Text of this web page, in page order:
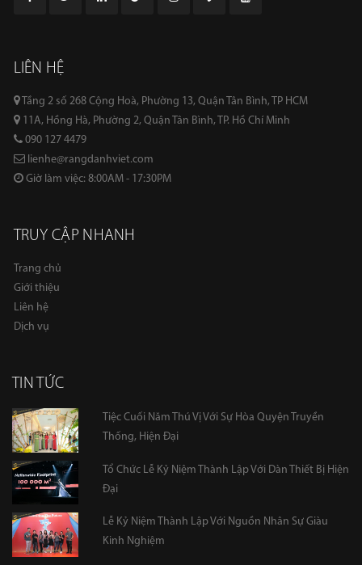
LIÊN HỆ
Tầng 2 số 268 Cộng Hoà, Phường 13, Quận Tân Bình, TP HCM
11A, Hồng Hà, Phường 2, Quận Tân Bình, TP. Hồ Chí Minh
090 127 4479
lienhe@rangdanhviet.com
Giờ làm việc: 8:00AM - 17:30PM
TRUY CẬP NHANH
Trang chủ
Giới thiệu
Liên hệ
Dịch vụ
TIN TỨC
Tiệc Cuối Năm Thú Vị Với Sự Hòa Quyện Truyền
Thống, Hiện Đại
Tổ Chức Lễ Kỷ Niệm Thành Lập Với Dàn Thiết Bị Hiện
Đại
Lễ Kỷ Niệm Thành Lập Với Nguồn Nhân Sự Giàu
Kinh Nghiệm